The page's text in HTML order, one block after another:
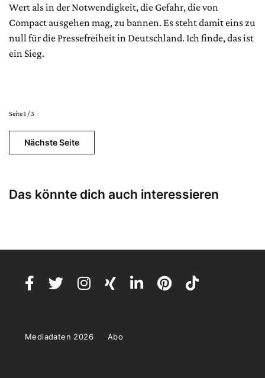
Wert als in der Notwendigkeit, die Gefahr, die von
Compact ausgehen mag, zu bannen. Es steht damit eins zu
null für die Pressefreiheit in Deutschland. Ich finde, das ist
ein Sieg.
Seite 1 / 3
Nächste Seite
Das könnte dich auch interessieren
Mediadaten 2026 Abo